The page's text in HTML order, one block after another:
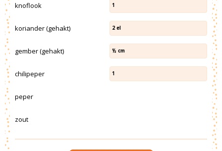
knoflook 1
koriander (gehakt) 2 el
gember (gehakt) ½ cm
chilipeper 1
peper
zout